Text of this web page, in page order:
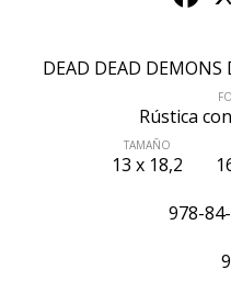
DEAD DEAD DEMONS
Rústica
TAMAÑO
13 x 18,2
978-